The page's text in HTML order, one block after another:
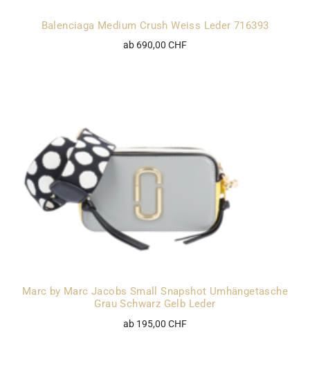
Balenciaga Medium Crush Weiss Leder 716393
ab 690,00 CHF
Marc by Marc Jacobs Small Snapshot Umhängetasche
Grau Schwarz Gelb Leder
ab 195,00 CHF